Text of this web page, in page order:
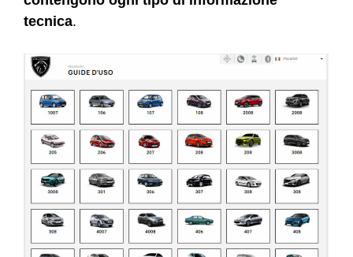
tecnica.